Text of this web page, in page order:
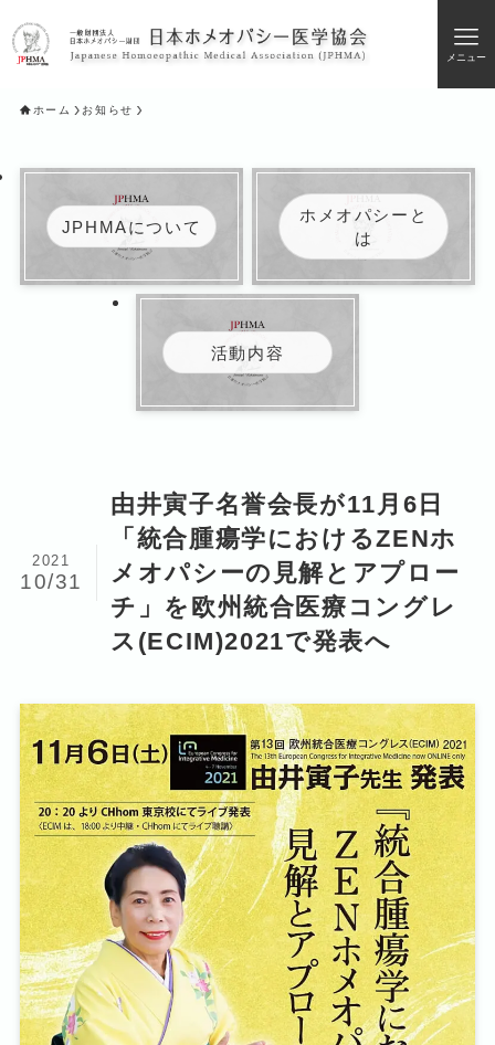
メニュー
ホーム お知らせ
JPHMAについて
ホメオパシーと
は
活動内容
由井寅子名誉会長が11月6日
「統合腫瘍学におけるZENホ
メオパシーの見解とアプロー
チ」を欧州統合医療コングレ
ス(ECIM)2021で発表へ
2021
10/31